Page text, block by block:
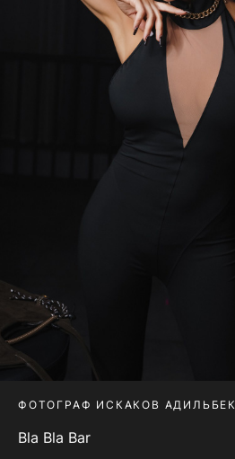
ФОТОГРАФ ИСКАКОВ АДИЛЬБЕК
Bla Bla Bar